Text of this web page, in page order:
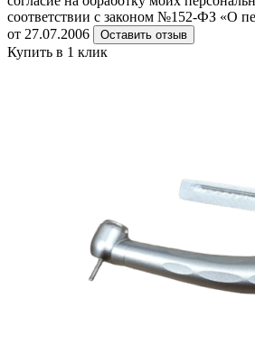
соответствии с законом №152-ФЗ «О
от 27.07.2006
Оставить отзыв
Купить в 1 клик